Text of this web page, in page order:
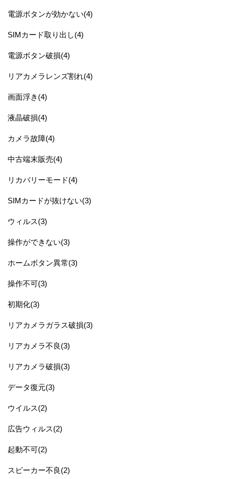
電源ボタンが効かない(4)
SIMカード取り出し(4)
電源ボタン破損(4)
リアカメラレンズ割れ(4)
画面浮き(4)
液晶破損(4)
カメラ故障(4)
中古端末販売(4)
リカバリーモード(4)
SIMカードが抜けない(3)
ウィルス(3)
操作ができない(3)
ホームボタン異常(3)
操作不可(3)
初期化(3)
リアカメラガラス破損(3)
リアカメラ不良(3)
リアカメラ破損(3)
データ復元(3)
ウイルス(2)
広告ウィルス(2)
起動不可(2)
スピーカー不良(2)